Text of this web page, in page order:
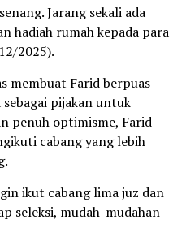
Jarang sekali ada
hadiah rumah kepada para
2025).
membuat Farid berpuas
pijakan untuk
penuh optimisme, Farid
cabang yang lebih
ikut cabang lima juz dan
seleksi, mudah-mudahan